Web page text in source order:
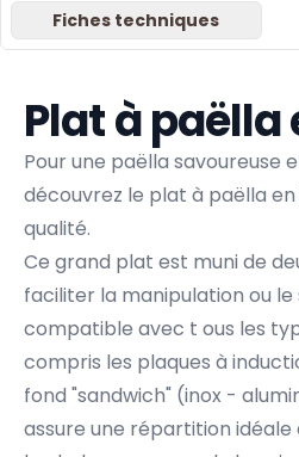
Fiches techniques
Plat à paëlla
Pour une paëlla savoureuse
découvrez le plat à paëlla
qualité.
Ce grand plat est muni de
faciliter la manipulation ou
compatible avec t ous les
compris les plaques à
fond "sandwich" (inox -
assure une répartition